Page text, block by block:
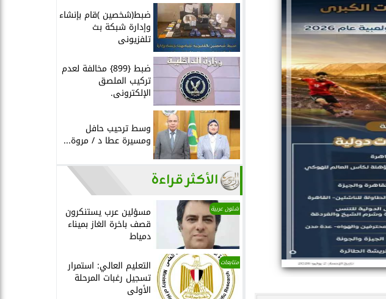
ضبط(شخصين )قام بإنشاء
وإدارة شبكة بث
تلفزيونى
ضبط {899} مخالفة لعدم
تركيب الملصق
الإلكترونى.
وسط ترحيب حافل
ومسيرة عطا د / مروة...
الأكثر قراءة
شئون عربية مسؤلين عرب يستنكرون
قصف باخرة الغاز بميناء
دمياط
متابعات التعليم العالي: استمرار
تسجيل رغبات المرحلة
الأولى